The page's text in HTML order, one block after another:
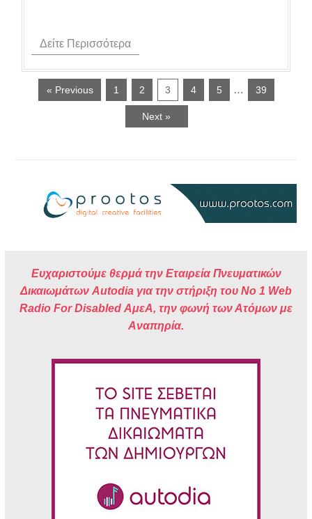
Δείτε Περισσότερα
« Previous 1 2 3 4 5 … 39
Next »
Ευχαριστούμε θερμά την Εταιρεία Πνευματικών
Δικαιωμάτων Autodia για την στήριξη του No 1 Web
Radio For Disabled ΑμεΑ, την φωνή των Ατόμων με
Αναπηρία.